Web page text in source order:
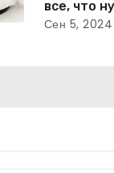
все, что
Сен 5, 2024